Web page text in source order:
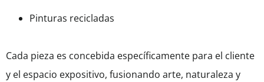
Pinturas recicladas
Cada pieza es concebida específicamente para el cliente
y el espacio expositivo, fusionando arte, naturaleza y